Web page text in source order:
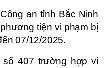
an tỉnh Bắc Ninh
tiện vi phạm bị
07/12/2025.
số 407 trường hợp vi